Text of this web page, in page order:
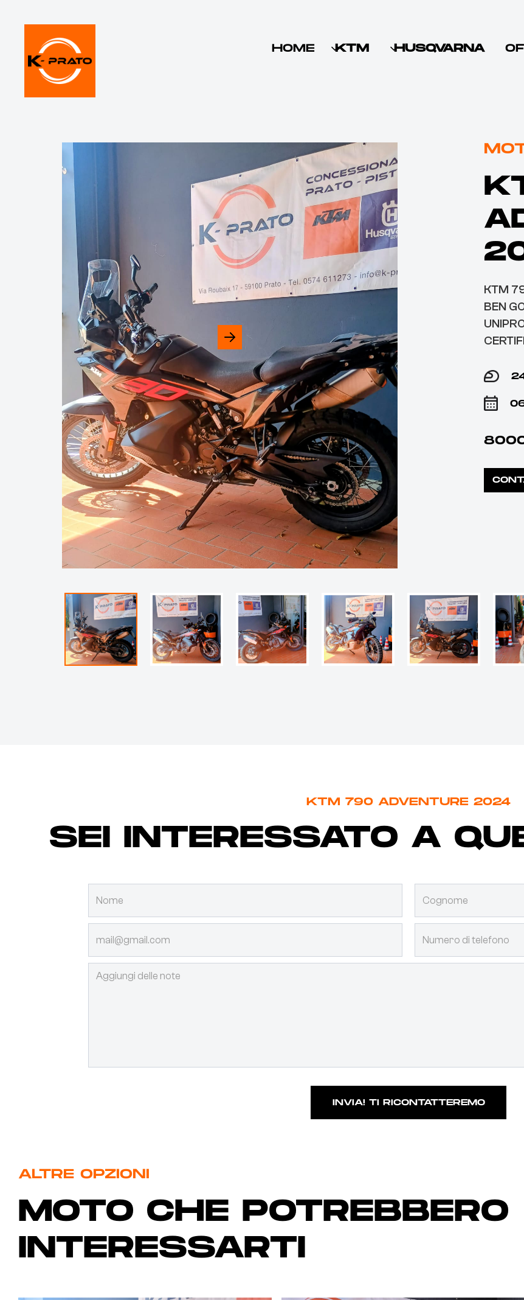
HOME KTM HUSQVARNA
KTM
BEN
KTM 790 ADVENTURE 2024
SEI INTERESSATO A
ALTRE OPZIONI
MOTO CHE POTREBBERO
INTERESSARTI